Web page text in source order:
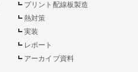
プリント配線板製造
熱対策
実装
レポート
アーカイブ資料